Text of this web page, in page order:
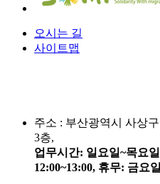
오시는 길
사이트맵
주소 : 부산광역시 사상
3층,
업무시간: 일요일~목요
12:00~13:00, 휴무: 금요